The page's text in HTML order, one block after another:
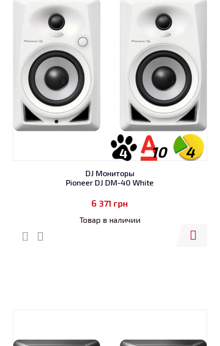
4
10
4
DJ Мониторы
Pioneer DJ DM-40 White
6 371 грн
Товар в наличии